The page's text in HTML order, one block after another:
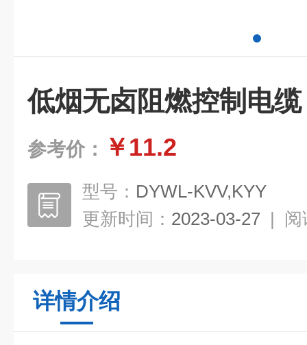
低烟无卤阻燃控制电缆
参考价： ￥11.2
型号： DYWL-KVV,KYY
更新时间： 2023-03-27 | 阅
详情介绍